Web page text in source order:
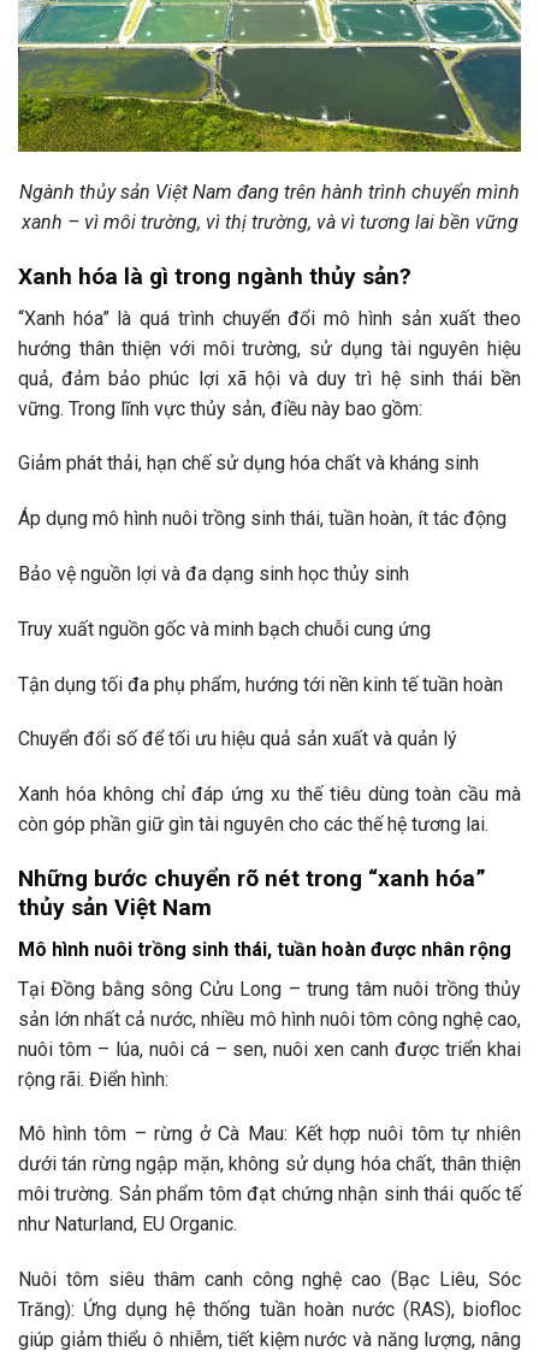
Ngành thủy sản Việt Nam đang trên hành trình chuyển mình
xanh – vì môi trường, vì thị trường, và vì tương lai bền vững
Xanh hóa là gì trong ngành thủy sản?
“Xanh hóa” là quá trình chuyển đổi mô hình sản xuất theo
hướng thân thiện với môi trường, sử dụng tài nguyên hiệu
quả, đảm bảo phúc lợi xã hội và duy trì hệ sinh thái bền
vững. Trong lĩnh vực thủy sản, điều này bao gồm:
Giảm phát thải, hạn chế sử dụng hóa chất và kháng sinh
Áp dụng mô hình nuôi trồng sinh thái, tuần hoàn, ít tác động
Bảo vệ nguồn lợi và đa dạng sinh học thủy sinh
Truy xuất nguồn gốc và minh bạch chuỗi cung ứng
Tận dụng tối đa phụ phẩm, hướng tới nền kinh tế tuần hoàn
Chuyển đổi số để tối ưu hiệu quả sản xuất và quản lý
Xanh hóa không chỉ đáp ứng xu thế tiêu dùng toàn cầu mà
còn góp phần giữ gìn tài nguyên cho các thế hệ tương lai.
Những bước chuyển rõ nét trong “xanh hóa”
thủy sản Việt Nam
Mô hình nuôi trồng sinh thái, tuần hoàn được nhân rộng
Tại Đồng bằng sông Cửu Long – trung tâm nuôi trồng thủy
sản lớn nhất cả nước, nhiều mô hình nuôi tôm công nghệ cao,
nuôi tôm – lúa, nuôi cá – sen, nuôi xen canh được triển khai
rộng rãi. Điển hình:
Mô hình tôm – rừng ở Cà Mau: Kết hợp nuôi tôm tự nhiên
dưới tán rừng ngập mặn, không sử dụng hóa chất, thân thiện
môi trường. Sản phẩm tôm đạt chứng nhận sinh thái quốc tế
như Naturland, EU Organic.
Nuôi tôm siêu thâm canh công nghệ cao (Bạc Liêu, Sóc
Trăng): Ứng dụng hệ thống tuần hoàn nước (RAS), biofloc
giúp giảm thiểu ô nhiễm, tiết kiệm nước và năng lượng, nâng